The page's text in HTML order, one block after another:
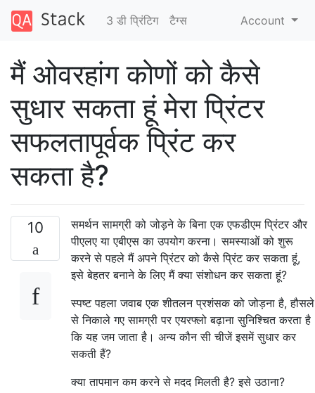
3 डी प्रिंटिग टैग्‍स Account
मैं ओवरहांग कोणों को कैसे
सुधार सकता हूं मेरा प्रिंटर
सफलतापूर्वक प्रिंट कर
सकता है?
10
समर्थन सामग्री को जोड़ने के बिना एक एफडीएम प्रिंटर और
पीएलए या एबीएस का उपयोग करना। समस्याओं को शुरू
करने से पहले मैं अपने प्रिंटर को कैसे प्रिंट कर सकता हूं,
इसे बेहतर बनाने के लिए मैं क्या संशोधन कर सकता हूं?
स्पष्ट पहला जवाब एक शीतलन प्रशंसक को जोड़ना है, हौसले
से निकाले गए सामग्री पर एयरफ्लो बढ़ाना सुनिश्चित करता है
कि यह जम जाता है। अन्य कौन सी चीजें इसमें सुधार कर
सकती हैं?
क्या तापमान कम करने से मदद मिलती है? इसे उठाना?